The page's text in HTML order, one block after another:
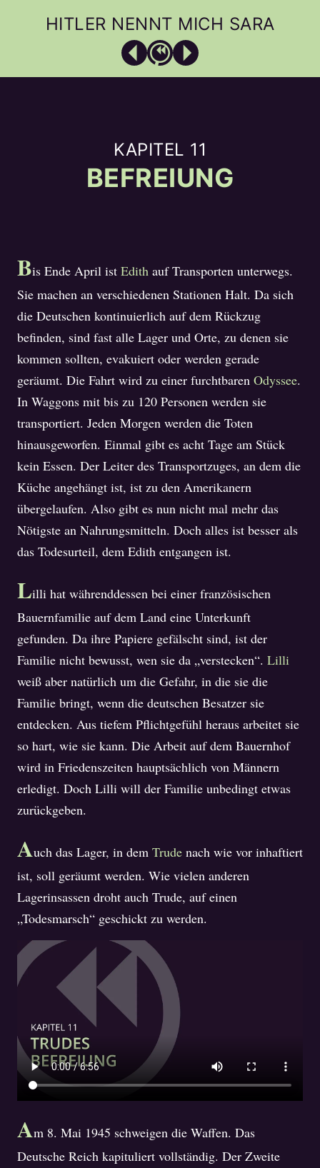
HITLER NENNT MICH SARA
SELTSAME BLICKE • 3
„ALS OB WIR FEINDE WÄREN“ • 4
DEPORTATION • 8
ZERSTÖRUNG • 10
BEFREIUNG • 11
KAPITEL 11
BEFREIUNG
Bis Ende April ist Edith auf Transporten unterwegs.
Sie machen an verschiedenen Stationen Halt. Da sich
die Deutschen kontinuierlich auf dem Rückzug
befinden, sind fast alle Lager und Orte, zu denen sie
kommen sollten, evakuiert oder werden gerade
geräumt. Die Fahrt wird zu einer furchtbaren Odyssee.
In Waggons mit bis zu 120 Personen werden sie
transportiert. Jeden Morgen werden die Toten
hinausgeworfen. Einmal gibt es acht Tage am Stück
kein Essen. Der Leiter des Transportzuges, an dem die
Küche angehängt ist, ist zu den Amerikanern
übergelaufen. Also gibt es nun nicht mal mehr das
Nötigste an Nahrungsmitteln. Doch alles ist besser als
das Todesurteil, dem Edith entgangen ist.
Lilli hat währenddessen bei einer französischen
Bauernfamilie auf dem Land eine Unterkunft
gefunden. Da ihre Papiere gefälscht sind, ist der
Familie nicht bewusst, wen sie da „verstecken“. Lilli
weiß aber natürlich um die Gefahr, in die sie die
Familie bringt, wenn die deutschen Besatzer sie
entdecken. Aus tiefem Pflichtgefühl heraus arbeitet sie
so hart, wie sie kann. Die Arbeit auf dem Bauernhof
wird in Friedenszeiten hauptsächlich von Männern
erledigt. Doch Lilli will der Familie unbedingt etwas
zurückgeben.
Auch das Lager, in dem Trude nach wie vor inhaftiert
ist, soll geräumt werden. Wie vielen anderen
Lagerinsassen droht auch Trude, auf einen
„Todesmarsch“ geschickt zu werden.
Am 8. Mai 1945 schweigen die Waffen. Das
Deutsche Reich kapituliert vollständig. Der Zweite